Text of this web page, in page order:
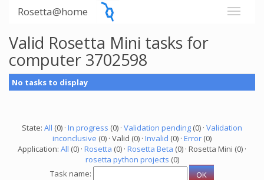
Rosetta@home
Valid Rosetta Mini tasks for
computer 3702598
No tasks to display
State: All (0) · In progress (0) · Validation pending (0) · Validation
inconclusive (0) · Valid (0) · Invalid (0) · Error (0)
Application: All (0) · Rosetta (0) · Rosetta Beta (0) · Rosetta Mini (0) ·
rosetta python projects (0)
Task name: